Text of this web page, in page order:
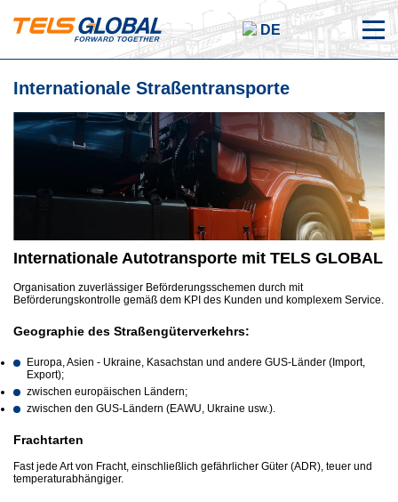
DE
Internationale Straßentransporte
Internationale Autotransporte mit TELS GLOBAL
Organisation zuverlässiger Beförderungsschemen durch mit
Beförderungskontrolle gemäß dem KPI des Kunden und komplexem Service.
Geographie des Straßengüterverkehrs:
Europa, Asien - Ukraine, Kasachstan und andere GUS-Länder (Import,
Export);
zwischen europäischen Ländern;
zwischen den GUS-Ländern (EAWU, Ukraine usw.).
Frachtarten
Fast jede Art von Fracht, einschließlich gefährlicher Güter (ADR), teuer und
temperaturabhängiger.